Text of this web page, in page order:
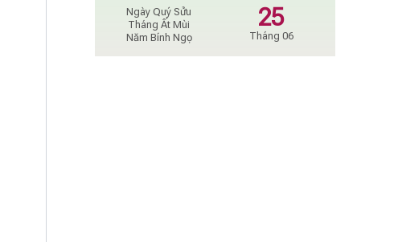
Ngày Quý Sửu
Tháng Ất Mùi
Năm Bính Ngọ
25
Tháng 06